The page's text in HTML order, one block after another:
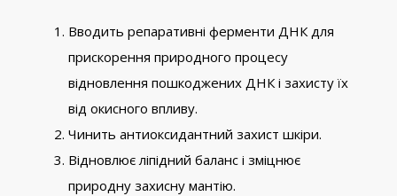
Вводить репаративні ферменти ДНК для
прискорення природного процесу
відновлення пошкоджених ДНК і захисту їх
від окисного впливу.
Чинить антиоксидантний захист шкіри.
Відновлює ліпідний баланс і зміцнює
природну захисну мантію.